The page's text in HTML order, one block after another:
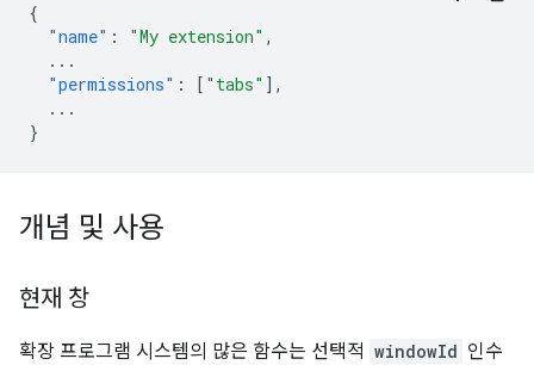
{
"name" : "My extension" ,
...
"permissions" : [ "tabs" ],
...
}
개념 및 사용
현재 창
확장 프로그램 시스템의 많은 함수는 선택적 windowId 인수